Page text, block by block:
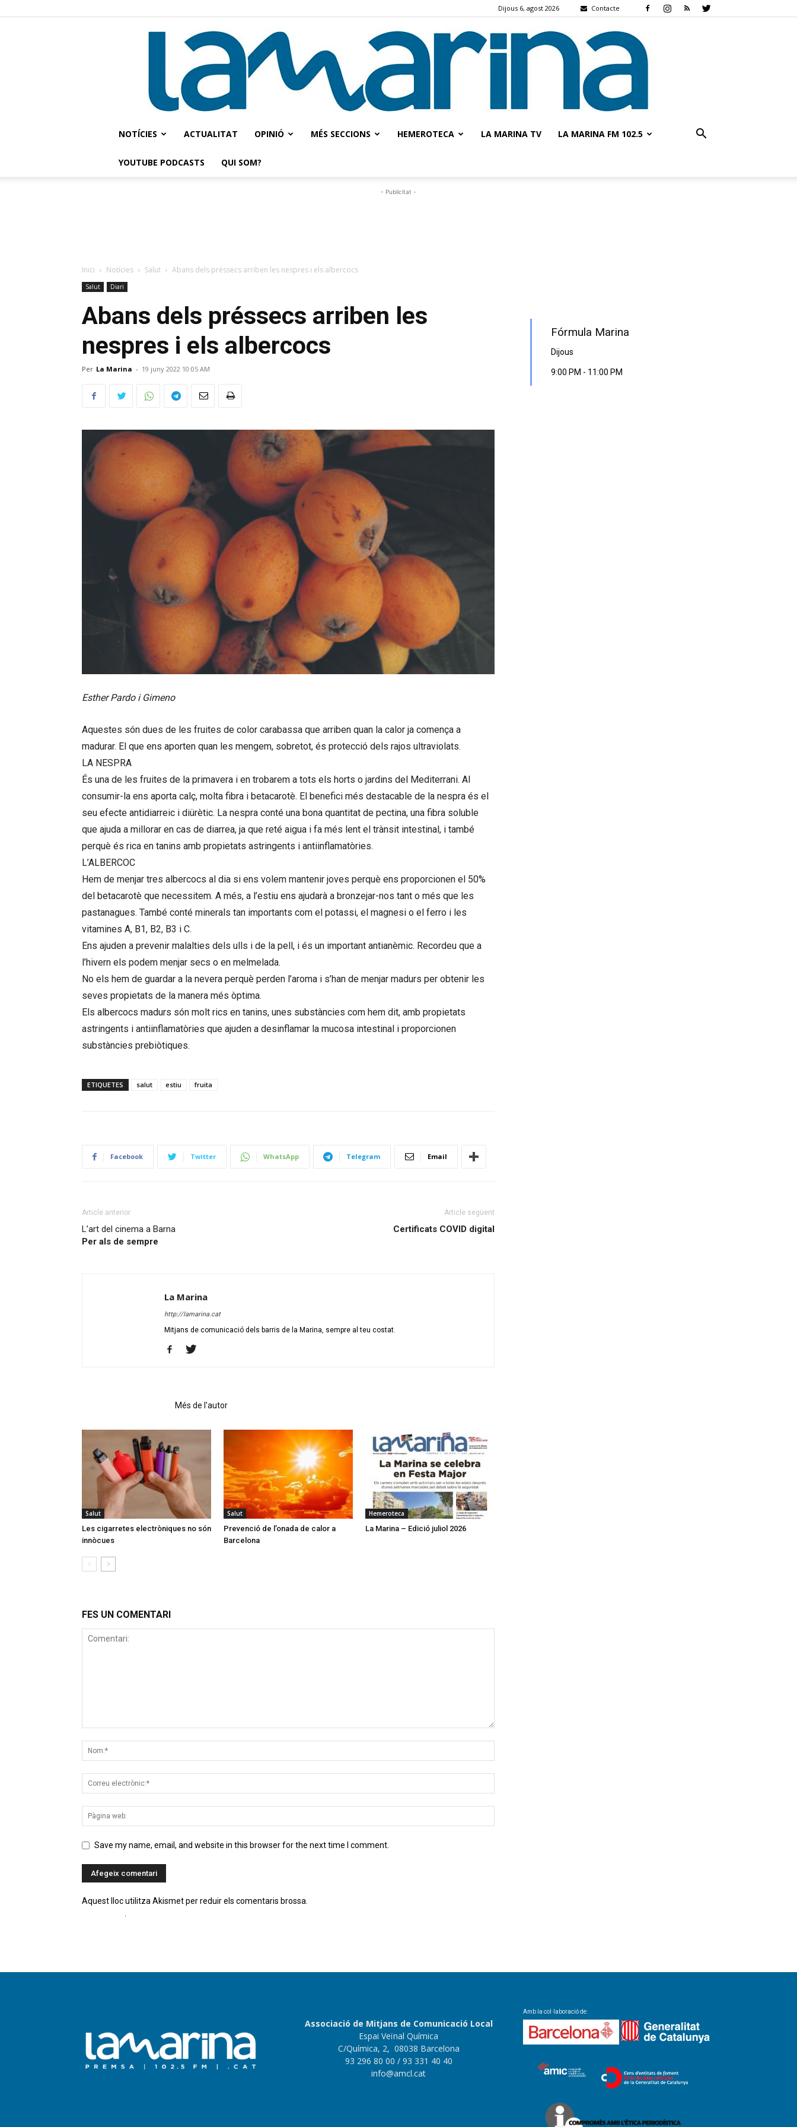
Dijous 6, agost 2026 Contacte
NOTÍCIES ACTUALITAT OPINIÓ MÉS SECCIONS HEMEROTECA LA MARINA TV LA MARINA FM 102.5
YOUTUBE PODCASTS QUI SOM?
- Publicitat -
Inici Notícies Salut Abans dels préssecs arriben les nespres i els albercocs
Salut Diari
Abans dels préssecs arriben les
nespres i els albercocs
Per La Marina - 19 juny 2022 10:05 AM
Esther Pardo i Gimeno
Aquestes són dues de les fruites de color carabassa que arriben quan la calor ja comença a
madurar. El que ens aporten quan les mengem, sobretot, és protecció dels rajos ultraviolats.
LA NESPRA
És una de les fruites de la primavera i en trobarem a tots els horts o jardins del Mediterrani. Al
consumir-la ens aporta calç, molta fibra i betacarotè. El benefici més destacable de la nespra és el
seu efecte antidiarreic i diürètic. La nespra conté una bona quantitat de pectina, una fibra soluble
que ajuda a millorar en cas de diarrea, ja que reté aigua i fa més lent el trànsit intestinal, i també
perquè és rica en tanins amb propietats astringents i antiinflamatòries.
L’ALBERCOC
Hem de menjar tres albercocs al dia si ens volem mantenir joves perquè ens proporcionen el 50%
del betacarotè que necessitem. A més, a l’estiu ens ajudarà a bronzejar-nos tant o més que les
pastanagues. També conté minerals tan importants com el potassi, el magnesi o el ferro i les
vitamines A, B1, B2, B3 i C.
Ens ajuden a prevenir malalties dels ulls i de la pell, i és un important antianèmic. Recordeu que a
l’hivern els podem menjar secs o en melmelada.
No els hem de guardar a la nevera perquè perden l’aroma i s’han de menjar madurs per obtenir les
seves propietats de la manera més òptima.
Els albercocs madurs són molt rics en tanins, unes substàncies com hem dit, amb propietats
astringents i antiinflamatòries que ajuden a desinflamar la mucosa intestinal i proporcionen
substàncies prebiòtiques.
ETIQUETES salut estiu fruita
Facebook Twitter WhatsApp Telegram Email
Article anterior
L’art del cinema a Barna
Per als de sempre
Article següent
Certificats COVID digital
La Marina
http://lamarina.cat
Mitjans de comunicació dels barris de la Marina, sempre al teu costat.
Més de l'autor
Salut
Les cigarretes electròniques no són
innòcues
Salut
Prevenció de l’onada de calor a
Barcelona
Hemeroteca
La Marina – Edició juliol 2026
FES UN COMENTARI
Save my name, email, and website in this browser for the next time I comment.
Aquest lloc utilitza Akismet per reduir els comentaris brossa.
Fórmula Marina
Dijous
9:00 PM - 11:00 PM
Associació de Mitjans de Comunicació Local
Espai Veïnal Química
C/Química, 2, 08038 Barcelona
93 296 80 00 / 93 331 40 40
info@amcl.cat
Amb la col·laboració de: